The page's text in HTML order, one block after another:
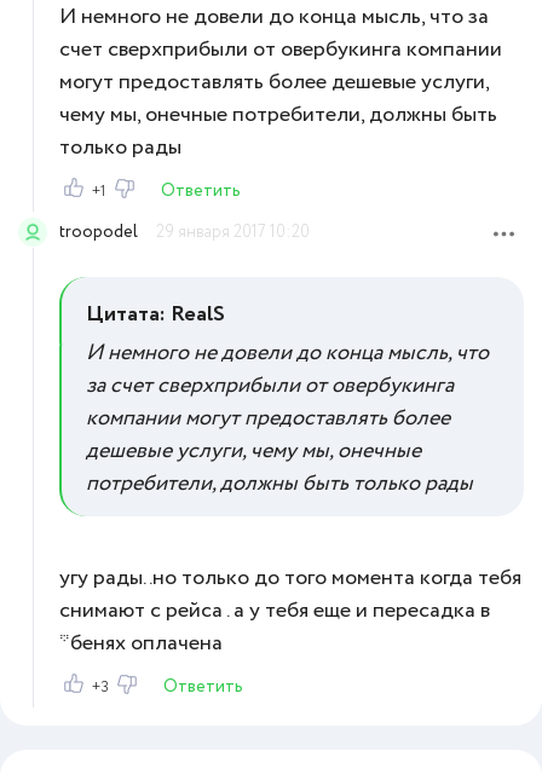
И немного не довели до конца мысль, что за
счет сверхприбыли от овербукинга компании
могут предоставлять более дешевые услуги,
чему мы, онечные потребители, должны быть
только рады
+1
Ответить
troopodel
29 января 2017 10:20
Цитата: RealS
И немного не довели до конца мысль, что
за счет сверхприбыли от овербукинга
компании могут предоставлять более
дешевые услуги, чему мы, онечные
потребители, должны быть только рады
угу рады..но только до того момента когда тебя
снимают с рейса . а у тебя еще и пересадка в
*бенях оплачена
+3 Ответить